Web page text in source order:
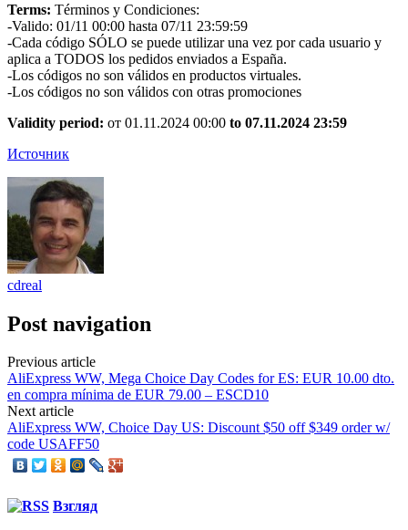
Terms: Términos y Condiciones:
-Valido: 01/11 00:00 hasta 07/11 23:59:59
-Cada código SÓLO se puede utilizar una vez por cada usuario y
aplica a TODOS los pedidos enviados a España.
-Los códigos no son válidos en productos virtuales.
-Los códigos no son válidos con otras promociones
Validity period: от 01.11.2024 00:00 to 07.11.2024 23:59
Источник
cdreal
Post navigation
Previous article
AliExpress WW, Mega Choice Day Codes for ES: EUR 10.00 dto.
en compra mínima de EUR 79.00 – ESCD10
Next article
AliExpress WW, Choice Day US: Discount $50 off $349 order w/
code USAFF50
Взгляд